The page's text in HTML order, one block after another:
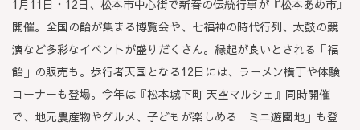
1月11日・12日、松本市中心街で新春の伝統行事が『松本あめ市』
開催。全国の飴が集まる博覧会や、七福神の時代行列、太鼓の競
演など多彩なイベントが盛りだくさん。縁起が良いとされる「福
飴」の販売も。歩行者天国となる12日には、ラーメン横丁や体験
コーナーも登場。今年は『松本城下町 天空マルシェ』同時開催
で、地元農産物やグルメ、子どもが楽しめる「ミニ遊園地」も登